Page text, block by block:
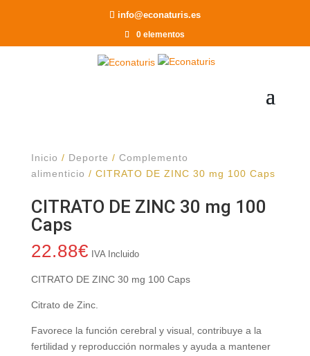
info@econaturis.es
0 elementos
Inicio / Deporte / Complemento
alimenticio / CITRATO DE ZINC 30 mg 100 Caps
CITRATO DE ZINC 30 mg 100
Caps
22.88€ IVA Incluido
CITRATO DE ZINC 30 mg 100 Caps
Citrato de Zinc.
Favorece la función cerebral y visual, contribuye a la
fertilidad y reproducción normales y ayuda a mantener